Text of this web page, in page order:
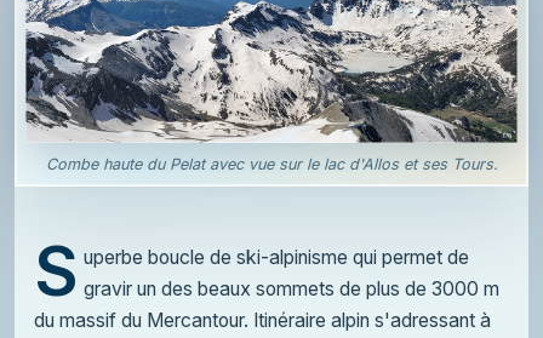
Combe haute du Pelat avec vue sur le lac d'Allos et ses Tours.
S uperbe boucle de ski-alpinisme qui permet de
gravir un des beaux sommets de plus de 3000 m
du massif du Mercantour. Itinéraire alpin s'adressant à